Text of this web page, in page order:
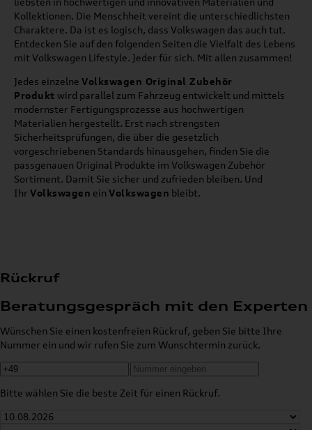
Kollektionen. Die Menschheit vereint die unterschiedlichsten
Charaktere. Da ist es logisch, dass Volkswagen das auch tut.
Entdecken Sie auf den folgenden Seiten die Vielfalt des Lebens
mit Volkswagen Lifestyle. Jeder für sich. Mit allen zusammen!
Jedes einzelne Volkswagen Original Zubehör
Produkt wird parallel zum Fahrzeug entwickelt und mittels
modernster Fertigungsprozesse aus hochwertigen
Materialien hergestellt. Erst nach strengsten
Sicherheitsprüfungen, die über die gesetzlich
vorgeschriebenen Standards hinausgehen, finden Sie die
passgenauen Original Produkte im Volkswagen Zubehör
Sortiment. Damit Sie sicher und zufrieden bleiben. Und
Ihr Volkswagen ein Volkswagen bleibt.
Rückruf
Beratungsgespräch mit den Experten
Wünschen Sie einen kostenfreien Rückruf, geben Sie bitte Ihre
Nummer ein und wir rufen Sie zum Wunschtermin zurück.
Bitte wählen Sie die beste Zeit für einen Rückruf.